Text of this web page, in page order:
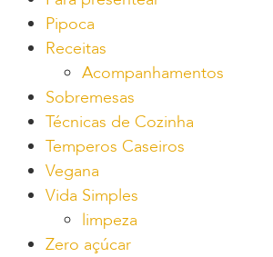
Pipoca
Receitas
Acompanhamentos
Sobremesas
Técnicas de Cozinha
Temperos Caseiros
Vegana
Vida Simples
limpeza
Zero açúcar